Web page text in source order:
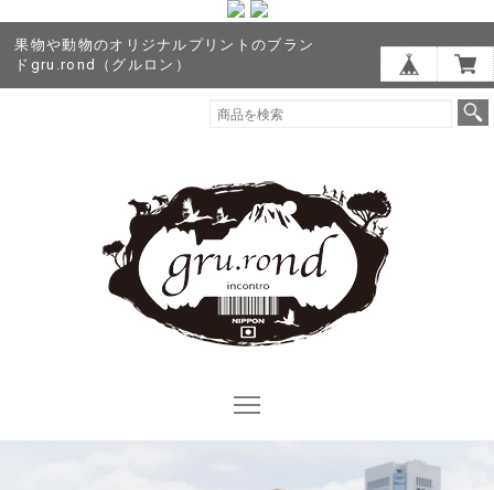
果物や動物のオリジナルプリントのブラン
ドgru.rond（グルロン）